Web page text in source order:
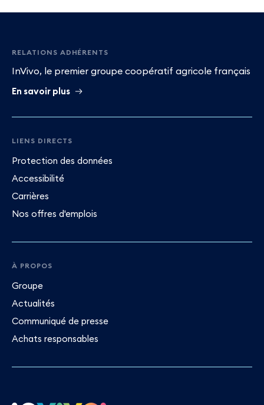
de
page
RELATIONS ADHÉRENTS
InVivo, le premier groupe coopératif agricole français
En savoir plus
LIENS DIRECTS
Protection des données
Accessibilité
Carrières
Nos offres d'emplois
À PROPOS
Groupe
Actualités
Communiqué de presse
Achats responsables